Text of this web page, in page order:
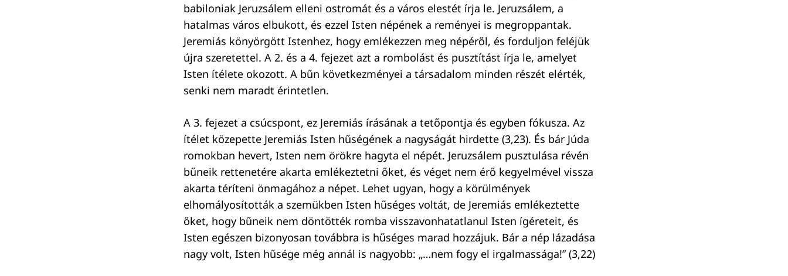
babiloniak Jeruzsálem elleni ostromát és a város elestét írja le. Jeruzsálem, a
hatalmas város elbukott, és ezzel Isten népének a reményei is megroppantak.
Jeremiás könyörgött Istenhez, hogy emlékezzen meg népéről, és forduljon feléjük
újra szeretettel. A 2. és a 4. fejezet azt a rombolást és pusztítást írja le, amelyet
Isten ítélete okozott. A bűn következményei a társadalom minden részét elérték,
senki nem maradt érintetlen.
A 3. fejezet a csúcspont, ez Jeremiás írásának a tetőpontja és egyben fókusza. Az
ítélet közepette Jeremiás Isten hűségének a nagyságát hirdette (3,23). És bár Júda
romokban hevert, Isten nem örökre hagyta el népét. Jeruzsálem pusztulása révén
bűneik rettenetére akarta emlékeztetni őket, és véget nem érő kegyelmével vissza
akarta téríteni önmagához a népet. Lehet ugyan, hogy a körülmények
elhomályosították a szemükben Isten hűséges voltát, de Jeremiás emlékeztette
őket, hogy bűneik nem döntötték romba visszavonhatatlanul Isten ígéreteit, és
Isten egészen bizonyosan továbbra is hűséges marad hozzájuk. Bár a nép lázadása
nagy volt, Isten hűsége még annál is nagyobb: „…nem fogy el irgalmassága!” (3,22)